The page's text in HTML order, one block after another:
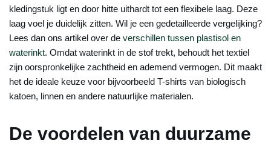
kledingstuk ligt en door hitte uithardt tot een flexibele laag. Deze
laag voel je duidelijk zitten. Wil je een gedetailleerde vergelijking?
Lees dan ons artikel over de verschillen tussen plastisol en
waterinkt. Omdat waterinkt in de stof trekt, behoudt het textiel
zijn oorspronkelijke zachtheid en ademend vermogen. Dit maakt
het de ideale keuze voor bijvoorbeeld T-shirts van biologisch
katoen, linnen en andere natuurlijke materialen.
De voordelen van duurzame